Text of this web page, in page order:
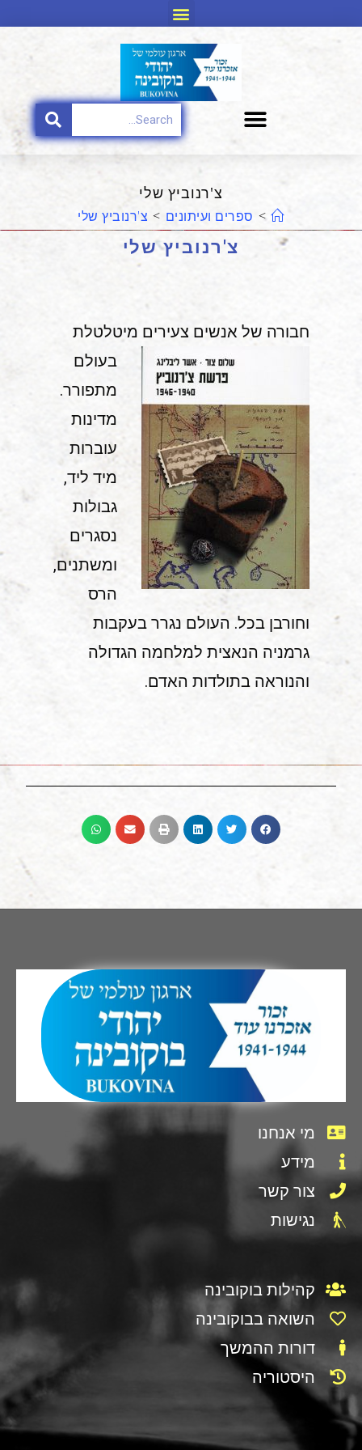
צ'רנוביץ שלי
> ספרים ועיתונים > צ'רנוביץ שלי
צ'רנוביץ שלי
חבורה של אנשים צעירים מיטלטלת
בעולם
מתפורר.
מדינות
עוברות
מיד ליד,
גבולות
נסגרים
ומשתנים,
הרס
וחורבן בכל. העולם נגרר בעקבות
גרמניה הנאצית למלחמה הגדולה
והנוראה בתולדות האדם.
מי אנחנו
מידע
צור קשר
נגישות
קהילות בוקובינה
השואה בבוקובינה
דורות ההמשך
היסטוריה